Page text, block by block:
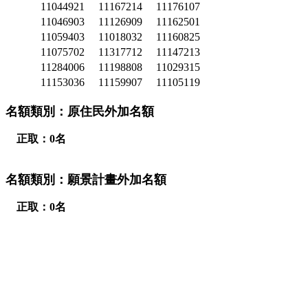
11044921
11167214
11176107
11046903
11126909
11162501
11059403
11018032
11160825
11075702
11317712
11147213
11284006
11198808
11029315
11153036
11159907 11105119
名額類別：原住民外加名額
正取：0名
名額類別：願景計畫外加名額
正取：0名